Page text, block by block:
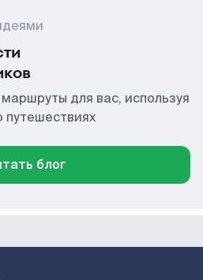
для вас, используя
путешествиях
блог